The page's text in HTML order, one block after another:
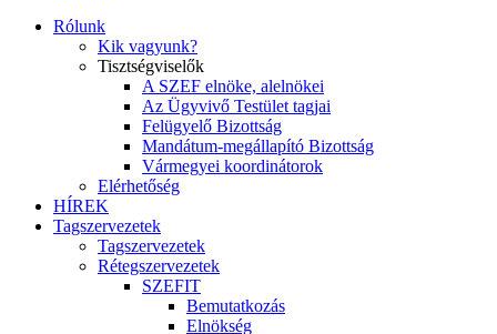
Rólunk
Kik vagyunk?
Tisztségviselők
A SZEF elnöke, alelnökei
Az Ügyvivő Testület tagjai
Felügyelő Bizottság
Mandátum-megállapító Bizottság
Vármegyei koordinátorok
Elérhetőség
HÍREK
Tagszervezetek
Tagszervezetek
Rétegszervezetek
SZEFIT
Bemutatkozás
Elnökség